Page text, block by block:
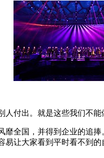
付出。就是这些我们不
全国，并得到企业的追
让大家看到平时看不到